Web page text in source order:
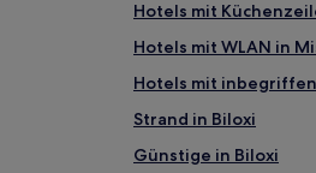
Hotels mit
Hotels mit WLAN in
Hotels mit
Strand in Biloxi
Günstige in Biloxi